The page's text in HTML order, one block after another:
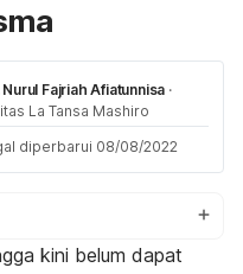
Nurul Fajriah Afiatunnisa ·
La Tansa Mashiro
diperbarui 08/08/2022
kini belum dapat